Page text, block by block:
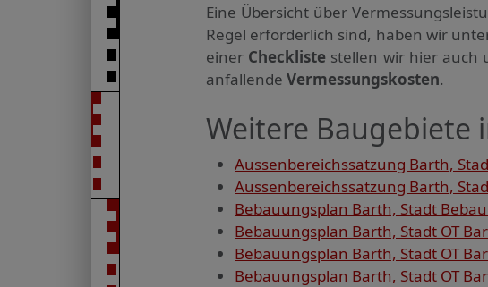
Eine Übersicht über
Regel erforderlich sind, haben wir
einer Checkliste stellen wir hier auch
anfallende Vermessungskosten.
Weitere Baugebiete
Aussenbereichssatzung Barth,
Aussenbereichssatzung Barth,
Bebauungsplan Barth, Stadt
Bebauungsplan Barth, Stadt OT
Bebauungsplan Barth, Stadt OT
Bebauungsplan Barth, Stadt OT